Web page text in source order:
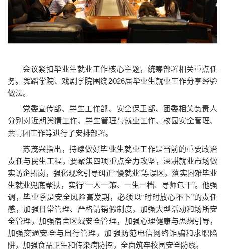
会议紧扣毕业生就业工作核心主题，统筹部署相关重点任
务。舞蹈学院、戏剧学院围绕2026届毕业生就业工作分享经验
做法。
党委宣传部、学生工作部、安全保卫部、团委相关负责人
分别对近期舆情工作、学生管理与就业工作、校园安全管理、
共青团工作等进行了安排部署。
苏茂兴指出，持续做好毕业生就业工作是当前的重要政治
责任与民生工程，要聚焦四项重点全力攻坚，深耕就业市场做
实访企拓岗，强化观念引导纠正“慢就业”等误区，落实困难毕业
生就业兜底帮扶，实行“一人一策、一生一档、导师包干”。他强
调，毕业季是安全风险高发期，必须以“时时放心不下”的责任
感，加强日常管理、严格请销假制度，加强大型活动和场所安
全管理，加强宿舍区域安全管理，加强心理健康与思想引导，
加强交通安全与出行管理，加强防范电信网络诈骗和求职陷
阱，加强食品卫生和传染病防控，全面筑牢校园安全防线。